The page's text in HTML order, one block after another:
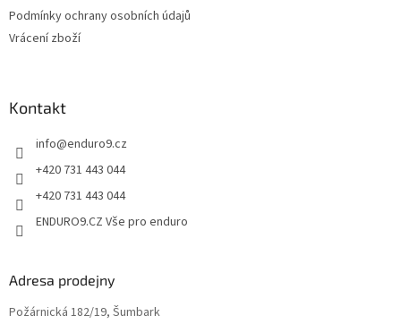
Podmínky ochrany osobních údajů
Vrácení zboží
Kontakt
info@enduro9.cz
+420 731 443 044
+420 731 443 044
ENDURO9.CZ Vše pro enduro
Adresa prodejny
Požárnická 182/19, Šumbark